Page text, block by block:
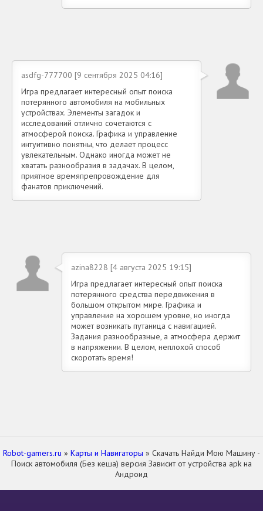
asdfg-777700 [9 сентября 2025 04:16]
Игра предлагает интересный опыт поиска
потерянного автомобиля на мобильных
устройствах. Элементы загадок и
исследований отлично сочетаются с
атмосферой поиска. Графика и управление
интуитивно понятны, что делает процесс
увлекательным. Однако иногда может не
хватать разнообразия в задачах. В целом,
приятное времяпрепровождение для
фанатов приключений.
azina8228 [4 августа 2025 19:15]
Игра предлагает интересный опыт поиска
потерянного средства передвижения в
большом открытом мире. Графика и
управление на хорошем уровне, но иногда
может возникать путаница с навигацией.
Задания разнообразные, а атмосфера держит
в напряжении. В целом, неплохой способ
скоротать время!
Robot-gamers.ru » Карты и Навигаторы » Скачать Найди Мою Машину -
Поиск автомобиля (Без кеша) версия Зависит от устройства apk на
Андроид